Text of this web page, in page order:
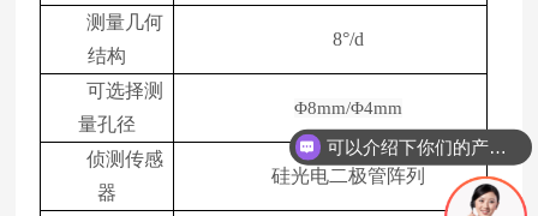
测量几何
结构
8°/d
可选择测
量孔径
Φ8mm/Φ4mm
侦测传感
器
硅光电二极管阵列
你们是怎么收费的呢